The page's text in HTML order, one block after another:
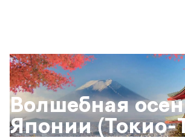
Волшебная
Японии (Токио-